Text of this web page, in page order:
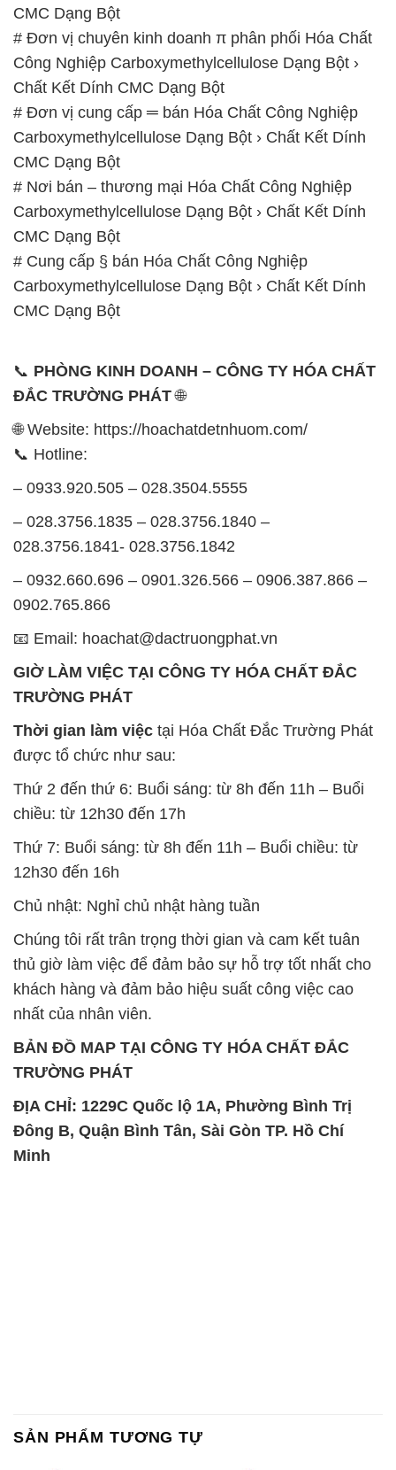
CMC Dạng Bột
# Đơn vị chuyên kinh doanh π phân phối Hóa Chất
Công Nghiệp Carboxymethylcellulose Dạng Bột ›
Chất Kết Dính CMC Dạng Bột
# Đơn vị cung cấp ═ bán Hóa Chất Công Nghiệp
Carboxymethylcellulose Dạng Bột › Chất Kết Dính
CMC Dạng Bột
# Nơi bán – thương mại Hóa Chất Công Nghiệp
Carboxymethylcellulose Dạng Bột › Chất Kết Dính
CMC Dạng Bột
# Cung cấp § bán Hóa Chất Công Nghiệp
Carboxymethylcellulose Dạng Bột › Chất Kết Dính
CMC Dạng Bột
📞 PHÒNG KINH DOANH – CÔNG TY HÓA CHẤT
ĐẮC TRƯỜNG PHÁT🌐
🌐 Website: https://hoachatdetnhuom.com/
📞 Hotline:
– 0933.920.505 – 028.3504.5555
– 028.3756.1835 – 028.3756.1840 –
028.3756.1841- 028.3756.1842
– 0932.660.696 – 0901.326.566 – 0906.387.866 –
0902.765.866
📧 Email: hoachat@dactruongphat.vn
GIỜ LÀM VIỆC TẠI CÔNG TY HÓA CHẤT ĐẮC
TRƯỜNG PHÁT
Thời gian làm việc tại Hóa Chất Đắc Trường Phát
được tổ chức như sau:
Thứ 2 đến thứ 6: Buổi sáng: từ 8h đến 11h – Buổi
chiều: từ 12h30 đến 17h
Thứ 7: Buổi sáng: từ 8h đến 11h – Buổi chiều: từ
12h30 đến 16h
Chủ nhật: Nghỉ chủ nhật hàng tuần
Chúng tôi rất trân trọng thời gian và cam kết tuân
thủ giờ làm việc để đảm bảo sự hỗ trợ tốt nhất cho
khách hàng và đảm bảo hiệu suất công việc cao
nhất của nhân viên.
BẢN ĐỒ MAP TẠI CÔNG TY HÓA CHẤT ĐẮC
TRƯỜNG PHÁT
ĐỊA CHỈ: 1229C Quốc lộ 1A, Phường Bình Trị
Đông B, Quận Bình Tân, Sài Gòn TP. Hồ Chí
Minh
SẢN PHẨM TƯƠNG TỰ